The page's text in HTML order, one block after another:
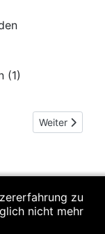
(1)
Nächster
Weiter
zu
nicht mehr